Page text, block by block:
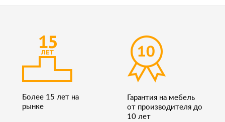
Более 15 лет на
рынке
Гарантия на мебель
от производителя до
10 лет